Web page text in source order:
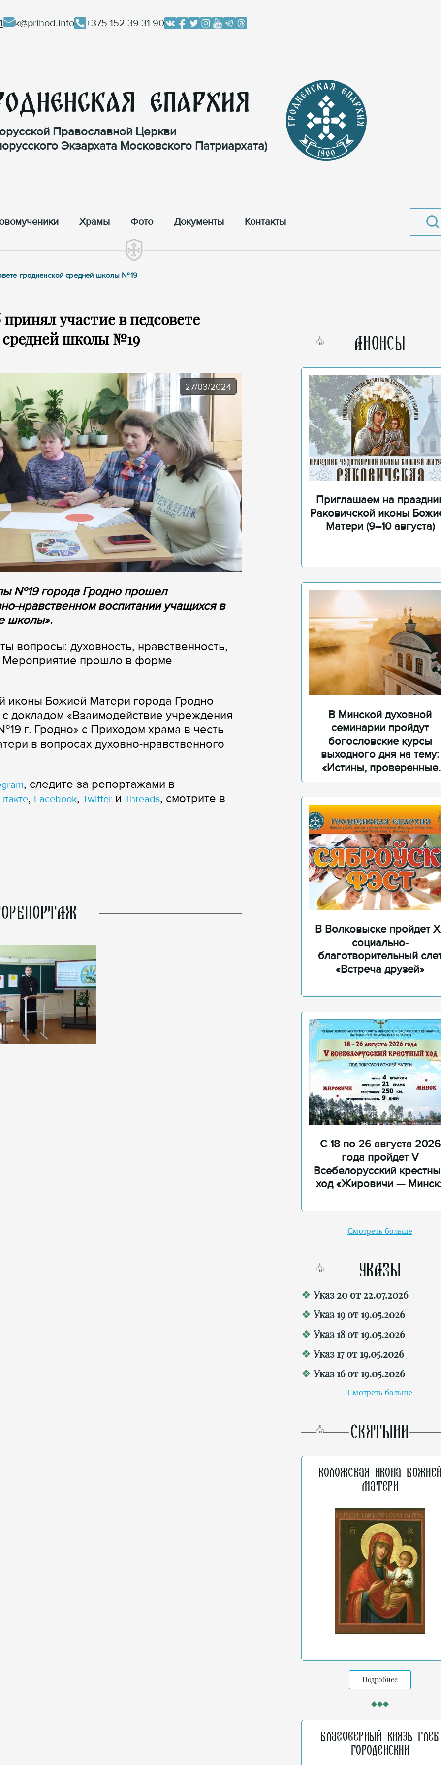
k@prihod.info +375 152 39 31 90
Епархия
Православной Церкви
Экзархата Московского Патриархата)
Храмы Фото Документы Контакты
гродненской средней школы №19
участие в педсовете
средней школы №19
27/03/2024
№19 города Гродно прошел
нравственном воспитании учащихся в
школы».
вопросы: духовность, нравственность,
Мероприятие прошло в форме
иконы Божией Матери города Гродно
докладом «Взаимодействие учреждения
г. Гродно» с Приходом храма в честь
в вопросах духовно-нравственного
, следите за репортажами в
, Facebook, Twitter и Threads, смотрите в
AНОНСЫ
Приглашаем на
Раковичской иконы
Матери (9–10 августа)
В Минской духовной
семинарии пройдут
богословские курсы
выходного дня на тему:
«Истины, проверенные
временем»
В Волковыске пройдет
социально-
благотворительный
«Встреча друзей»
С 18 по 26 августа 2026
года пройдет V
Всебелорусский
ход «Жировичи —
Смотреть больше
УКАЗЫ
Указ 20 от 22.07.2026
Указ 19 от 19.05.2026
Указ 18 от 19.05.2026
Указ 17 от 19.05.2026
Указ 16 от 19.05.2026
Смотреть больше
СВЯТЫНИ
Коложская икона
Матери
Подробнее
Благоверный князь Глеб
Городенский